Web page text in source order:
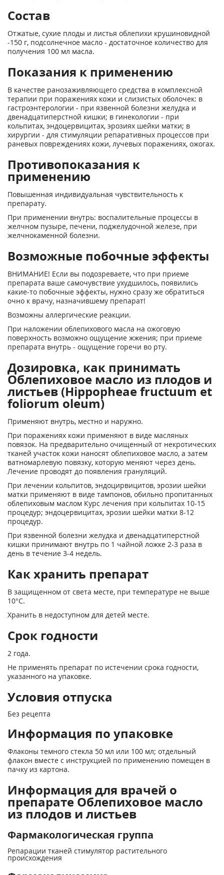
Состав
Отжатые, сухие плоды и листья облепихи крушиновидной
-150 г, подсолнечное масло - достаточное количество для
получения 100 мл масла.
Показания к применению
В качестве ранозаживляющего средства в комплексной
терапии при поражениях кожи и слизистых оболочек: в
гастроэнтерологии - при язвенной болезни желудка и
двенадцатиперстной кишки; в гинекологии - при
кольпитах, эндоцервицитах, эрозиях шейки матки; в
хирургии - для стимуляции репаративных процессов при
раневых повреждениях кожи, лучевых поражениях, ожогах.
Противопоказания к
применению
Повышенная индивидуальная чувствительность к
препарату.
При применении внутрь: воспалительные процессы в
желчном пузыре, печени, поджелудочной железе, при
желчнокаменной болезни.
Возможные побочные эффекты
ВНИМАНИЕ! Если вы подозреваете, что при приеме
препарата ваше самочувствие ухудшилось, появились
какие-то побочные эффекты, нужно сразу же обратиться
очно к врачу, назначившему препарат!
Возможны аллергические реакции.
При наложении облепихового масла на ожоговую
поверхность возможно ощущение жжения; при приеме
препарата внутрь - ощущение горечи во рту.
Дозировка, как принимать
Облепиховое масло из плодов и
листьев (Hippopheae fructuum et
foliorum oleum)
Применяют внутрь, местно и наружно.
При поражениях кожи применяют в виде масляных
повязок. На предварительно очищенный от некротических
тканей участок кожи наносят облепиховое масло, а затем
ватно­марлевую повязку, которую меняют через день.
Лечение проводят до появления грануляций.
При лечении кольпитов, эндоцирвицитов, эрозии шейки
матки применяют в виде тампонов, обильно пропитанных
облепиховым маслом Курс лечения при кольпитах 10-15
процедур; эндоцервицитах, эрозии шейки матки 8-12
процедур.
При язвенной болезни желудка и двенадцатиперстной
кишки принимают внутрь по 1 чайной ложке 2-3 раза в
день в течение 3-4 недель.
Как хранить препарат
В защищенном от света месте, при температуре не выше
10°С.
Хранить в недоступном для детей месте.
Срок годности
2 года.
Не применять препарат по истечении срока годности,
указанного на упаковке.
Условия отпуска
Без рецепта
Информация по упаковке
Флаконы темного стекла 50 мл или 100 мл; отдельный
флакон вместе с инструкцией по применению помещен в
пачку из картона.
Информация для врачей о
препарате Облепиховое масло
из плодов и листьев
Фармакологическая группа
Репарации тканей стимулятор растительного
происхождения